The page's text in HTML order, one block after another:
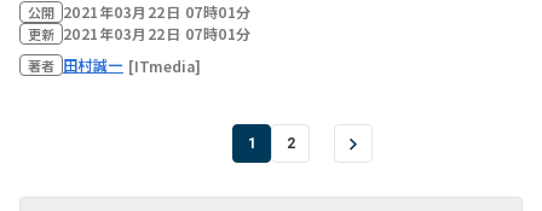
公開 2021年03月22日 07時01分
更新 2021年03月22日 07時01分
著者 田村誠一 [ITmedia]
1 2